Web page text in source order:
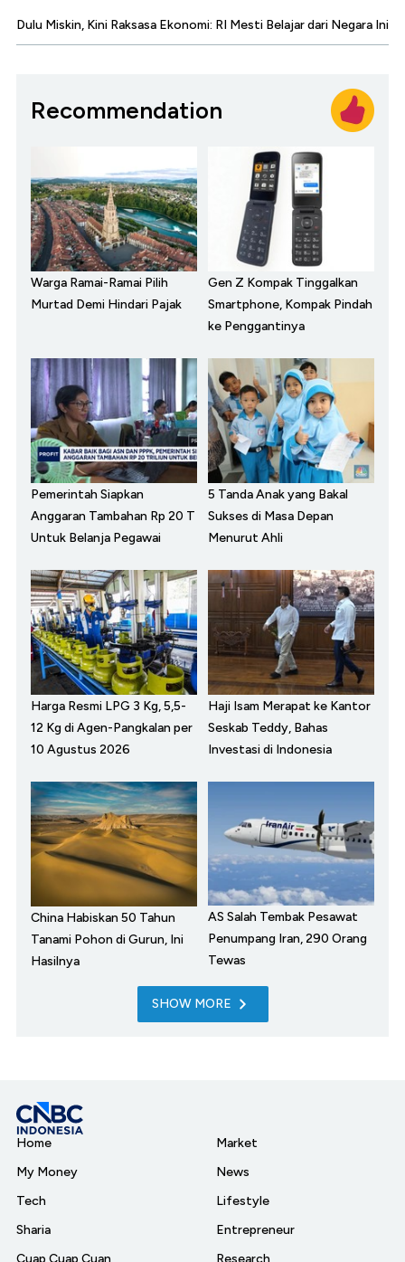
Dulu Miskin, Kini Raksasa Ekonomi: RI Mesti Belajar dari Negara Ini
Recommendation
Warga Ramai-Ramai Pilih
Murtad Demi Hindari Pajak
Gen Z Kompak Tinggalkan
Smartphone, Kompak Pindah
ke Penggantinya
Pemerintah Siapkan
Anggaran Tambahan Rp 20 T
Untuk Belanja Pegawai
5 Tanda Anak yang Bakal
Sukses di Masa Depan
Menurut Ahli
Harga Resmi LPG 3 Kg, 5,5-
12 Kg di Agen-Pangkalan per
10 Agustus 2026
Haji Isam Merapat ke Kantor
Seskab Teddy, Bahas
Investasi di Indonesia
China Habiskan 50 Tahun
Tanami Pohon di Gurun, Ini
Hasilnya
AS Salah Tembak Pesawat
Penumpang Iran, 290 Orang
Tewas
SHOW MORE
Home
My Money
Tech
Sharia
Market
News
Lifestyle
Entrepreneur